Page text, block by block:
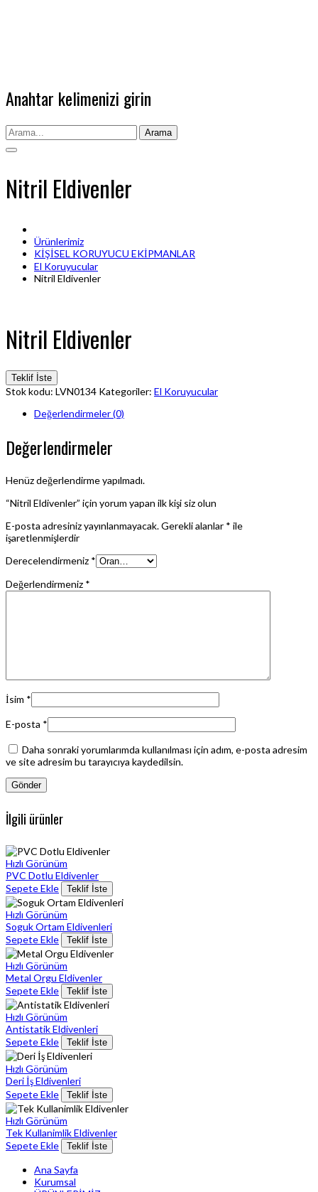
Anahtar kelimenizi girin
Arama
Nitril Eldivenler
Ürünlerimiz
KİŞİSEL KORUYUCU EKİPMANLAR
El Koruyucular
Nitril Eldivenler
Nitril Eldivenler
Teklif İste
Stok kodu: LVN0134 Kategoriler: El Koruyucular
Değerlendirmeler (0)
Değerlendirmeler
Henüz değerlendirme yapılmadı.
“Nitril Eldivenler” için yorum yapan ilk kişi siz olun
E-posta adresiniz yayınlanmayacak.Gerekli alanlar * ile
işaretlenmişlerdir
Derecelendirmeniz *
Değerlendirmeniz *
İsim *
E-posta *
Daha sonraki yorumlarımda kullanılması için adım, e-posta adresim
ve site adresim bu tarayıcıya kaydedilsin.
İlgili ürünler
Hızlı Görünüm
PVC Dotlu Eldivenler
Sepete Ekle
Teklif İste
Hızlı Görünüm
Soguk Ortam Eldivenleri
Sepete Ekle
Teklif İste
Hızlı Görünüm
Metal Orgu Eldivenler
Sepete Ekle
Teklif İste
Hızlı Görünüm
Antistatik Eldivenleri
Sepete Ekle
Teklif İste
Hızlı Görünüm
Deri İş Eldivenleri
Sepete Ekle
Teklif İste
Hızlı Görünüm
Tek Kullanimlik Eldivenler
Sepete Ekle
Teklif İste
Ana Sayfa
Kurumsal